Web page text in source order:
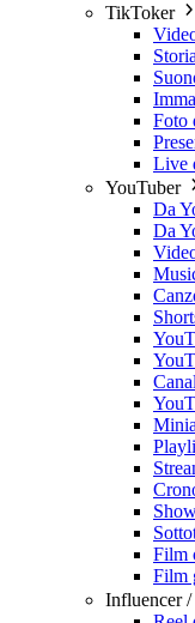
TikToker
Foto
Live
YouTuber
Da
Da
Film
Film
Influencer